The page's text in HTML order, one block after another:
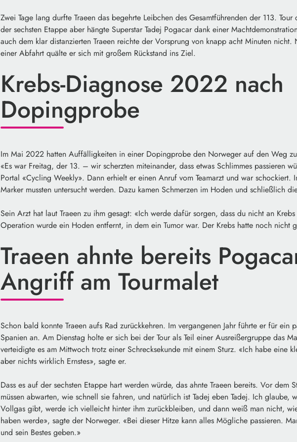
Zwei Tage lang durfte Traeen das begehrte Leibchen des Gesamtführenden der 113.
der sechsten Etappe aber hängte Superstar Tadej Pogacar dank einer
auch dem klar distanzierten Traeen reichte der Vorsprung von knapp acht Minuten nicht.
einer Abfahrt quälte er sich mit großem Rückstand ins Ziel.
Krebs-Diagnose 2022 nach
Dopingprobe
Im Mai 2022 hatten Auffälligkeiten in einer Dopingprobe den Norweger auf den Weg
«Es war Freitag, der 13. – wir scherzten miteinander, dass etwas Schlimmes passieren
Portal «Cycling Weekly». Dann erhielt er einen Anruf vom Teamarzt und war schockiert.
Marker mussten untersucht werden. Dazu kamen Schmerzen im Hoden und schließlich
Sein Arzt hat laut Traeen zu ihm gesagt: «Ich werde dafür sorgen, dass du nicht an
Operation wurde ein Hoden entfernt, in dem ein Tumor war. Der Krebs hatte noch nicht
Traeen ahnte bereits
Angriff am Tourmalet
Schon bald konnte Traeen aufs Rad zurückkehren. Im vergangenen Jahr führte er für ein
Spanien an. Am Dienstag holte er sich bei der Tour als Teil einer Ausreißergruppe das
verteidigte es am Mittwoch trotz einer Schrecksekunde mit einem Sturz. «Ich habe eine
aber nichts wirklich Ernstes», sagte er.
Dass es auf der sechsten Etappe hart werden würde, das ahnte Traeen bereits. Vor dem
müssen abwarten, wie schnell sie fahren, und natürlich ist Tadej eben Tadej. Ich glaube,
Vollgas gibt, werde ich vielleicht hinter ihm zurückbleiben, und dann weiß man nicht,
haben werde», sagte der Norweger. «Bei dieser Hitze kann alles Mögliche passieren.
und sein Bestes geben.»